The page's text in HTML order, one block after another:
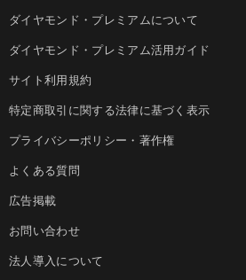
ダイヤモンド・プレミアムについて
ダイヤモンド・プレミアム活用ガイド
サイト利用規約
特定商取引に関する法律に基づく表示
プライバシーポリシー・著作権
よくある質問
広告掲載
お問い合わせ
法人導入について